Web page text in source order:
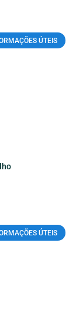
ÚTEIS
ÚTEIS